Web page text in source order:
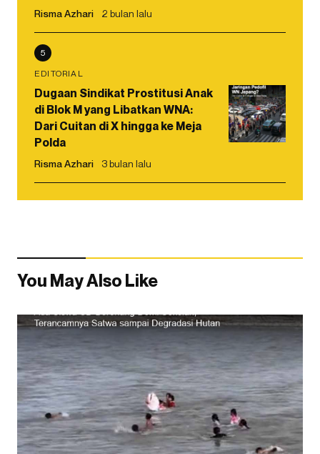
Risma Azhari 2 bulan lalu
5
EDITORIAL
Dugaan Sindikat Prostitusi Anak
di Blok M yang Libatkan WNA:
Dari Cuitan di X hingga ke Meja
Polda
Risma Azhari 3 bulan lalu
You May Also Like